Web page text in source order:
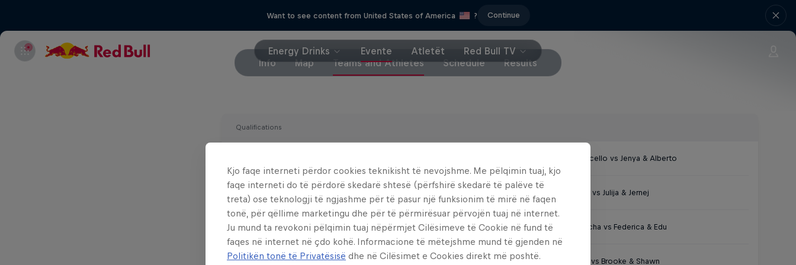
Want to see content from United States of America ? Continue
Energy Drinks Evente Atletët
Red Bull TV
Info
Map Teams and Athletes Schedule Results
Qualifications
Giorgia & Marcello vs Jenya & Alberto
Slot 2: 09:30-11:00 Petra & Louna vs Julija & Jernej
Slot 3: 11:00-12:30 Andrea & Sascha vs Federica & Edu
Slot 4: 12:30-14:00 Lucie & Dylan vs Brooke & Shawn
Kjo faqe interneti përdor cookies teknikisht të nevojshme. Me pëlqimin tuaj, kjo
faqe interneti do të përdorë skedarë shtesë (përfshirë skedarë të palëve të
treta) ose teknologji të ngjashme për të pasur një funksionim të mirë në faqen
tonë, për qëllime marketingu dhe për të përmirësuar përvojën tuaj në internet.
Ju mund ta revokoni pëlqimin tuaj nëpërmjet Cilësimeve të Cookie në fund të
faqes në internet në çdo kohë. Informacione të mëtejshme mund të gjenden në
Politikën tonë të Privatësisë dhe në Cilësimet e Cookies direkt më poshtë.